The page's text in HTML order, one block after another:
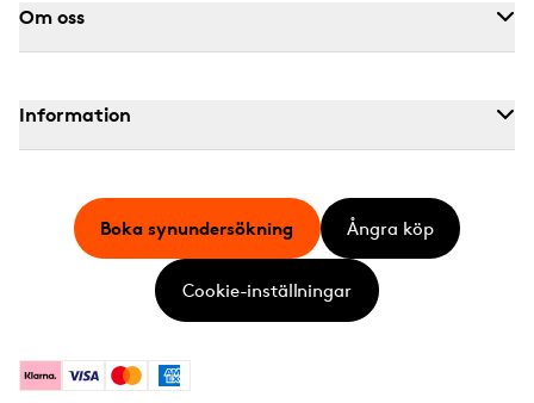
Om oss
Information
KlarnaVisa MastercardAmerican Express
Boka synundersökning Ångra köp
Cookie-inställningar